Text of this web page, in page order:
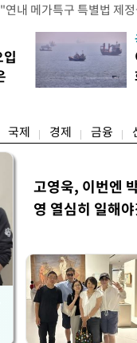
"연내 메가특구 특별법 제
향평가 등을 단축하고 전
교육 등 정주 여건을 신속
실장은 이날 오후 청와대
프로젝트가 과감한 규제 혁
국제 경제 금융
고영욱, 이번엔
영 열심히 일해